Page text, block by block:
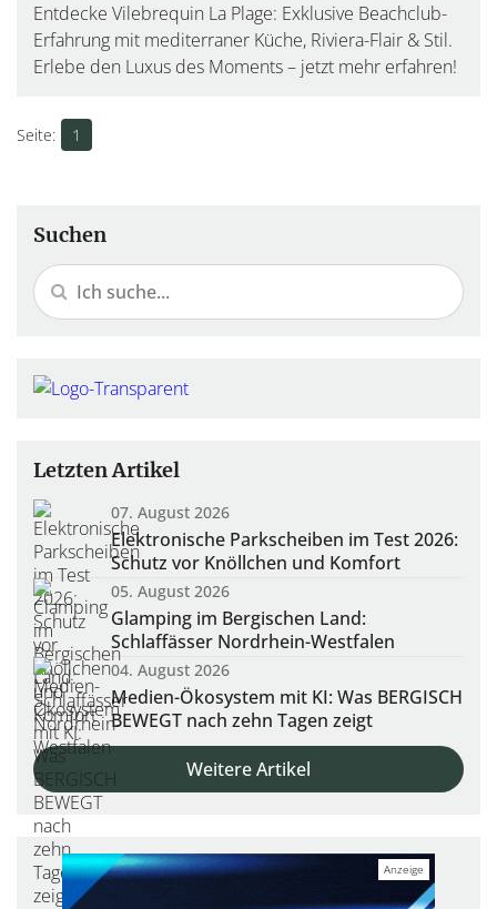
Entdecke Vilebrequin La Plage: Exklusive Beachclub-
Erfahrung mit mediterraner Küche, Riviera-Flair & Stil.
Erlebe den Luxus des Moments – jetzt mehr erfahren!
1
Suchen
Letzten Artikel
07. August 2026
Elektronische Parkscheiben im Test 2026:
Schutz vor Knöllchen und Komfort
05. August 2026
Glamping im Bergischen Land:
Schlaffässer Nordrhein-Westfalen
04. August 2026
Medien-Ökosystem mit KI: Was BERGISCH
BEWEGT nach zehn Tagen zeigt
Weitere Artikel